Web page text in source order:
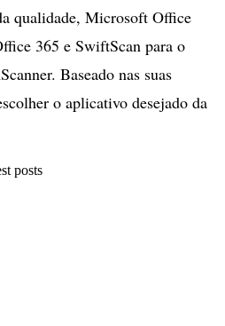
qualidade, Microsoft Office
365 e SwiftScan para o
Baseado nas suas
o aplicativo desejado da
posts